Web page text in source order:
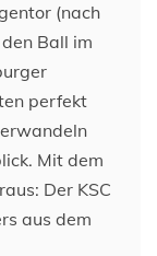
(nach
Ball im
perfekt
Mit dem
Der KSC
aus dem